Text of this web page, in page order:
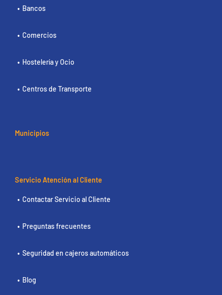
Bancos
Comercios
Hostelería y Ocio
Centros de Transporte
Municipios
Servicio Atención al Cliente
Contactar Servicio al Cliente
Preguntas frecuentes
Seguridad en cajeros automáticos
Blog